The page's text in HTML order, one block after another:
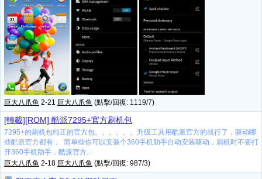
巨大八爪鱼 2-21 巨大八爪鱼 (點擊/回復: 1119/7)
[轉載][ROM] 酷派7295+官方刷机包
7295+的刷机包纯正的官方包。。。。。。升级工具用酷派官方的就行了，驱动哪
些酷派官方都有， 简单些你可以安装个360手机助手自动安装驱动，刷机时不要打
开360手机助手，酷派官方...
巨大八爪鱼 2-18 巨大八爪鱼 (點擊/回復: 987/3)